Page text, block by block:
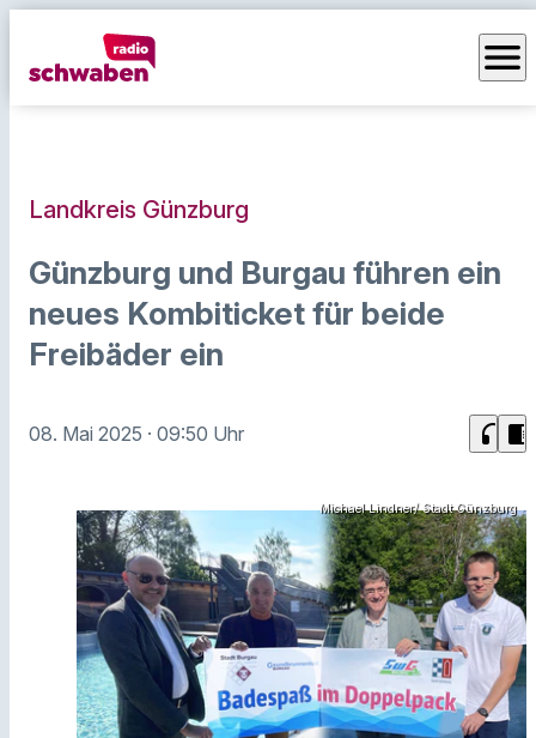
menu
Landkreis Günzburg
Günzburg und Burgau führen ein
neues Kombiticket für beide
Freibäder ein
08. Mai 2025 · 09:50 Uhr headphones chrome_reader_mode
Michael Lindner/ Stadt Günzburg